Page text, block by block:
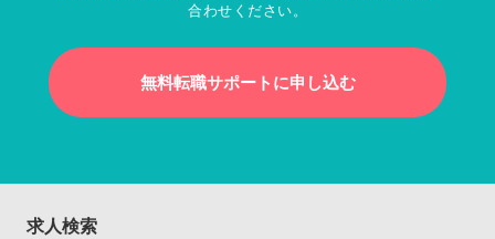
合わせください。
無料転職サポートに申し込む
求人検索